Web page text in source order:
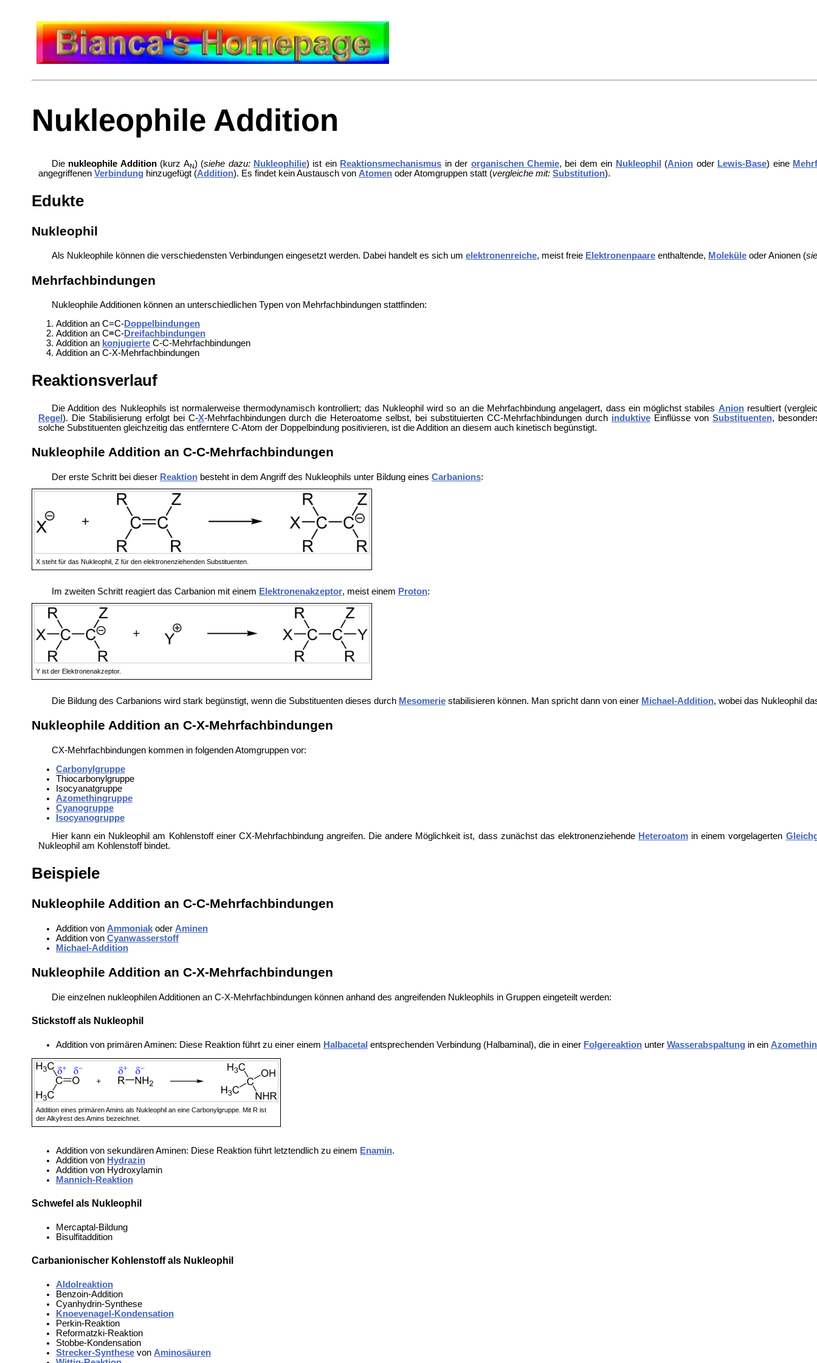
Nukleophile Addition
Die nukleophile Addition(kurz AN) (siehe dazu: Nukleophilie) ist ein Reaktionsmechanismus in der organischen Chemie, bei dem ein Nukleophil (Anion oder Lewis-Base) eine
angegriffenen Verbindunghinzugefügt (Addition). Es findet kein Austausch von Atomenoder Atomgruppen statt (vergleiche mit: Substitution).
Edukte
Nukleophil
Als Nukleophile können die verschiedensten Verbindungen eingesetzt werden. Dabei handelt es sich um elektronenreiche, meist freie Elektronenpaareenthaltende, Moleküleoder Anionen (
Mehrfachbindungen
Nukleophile Additionen können an unterschiedlichen Typen von Mehrfachbindungen stattfinden:
Addition an C=C-Doppelbindungen
Addition an C≡C-Dreifachbindungen
Addition an konjugierteC-C-Mehrfachbindungen
Addition an C-X-Mehrfachbindungen
Reaktionsverlauf
Die Addition des Nukleophils ist normalerweise thermodynamisch kontrolliert; das Nukleophil wird so an die Mehrfachbindung angelagert, dass ein möglichst stabiles Anionresultiert
Regel ). Die Stabilisierung erfolgt bei C-X-Mehrfachbindungen durch die Heteroatome selbst, bei substituierten CC-Mehrfachbindungen durch induktiveEinflüsse von Substituenten,
solche Substituenten gleichzeitig das entferntere C-Atom der Doppelbindung positivieren, ist die Addition an diesem auch kinetisch begünstigt.
Nukleophile Addition an C-C-Mehrfachbindungen
Der erste Schritt bei dieser Reaktionbesteht in dem Angriff des Nukleophils unter Bildung eines Carbanions:
X steht für das Nukleophil, Z für den elektronenziehenden Substituenten.
Im zweiten Schritt reagiert das Carbanion mit einem Elektronenakzeptor, meist einem Proton:
Y ist der Elektronenakzeptor.
Die Bildung des Carbanions wird stark begünstigt, wenn die Substituenten dieses durch Mesomeriestabilisieren können. Man spricht dann von einer Michael-Addition, wobei das Nukleophil
Nukleophile Addition an C-X-Mehrfachbindungen
CX-Mehrfachbindungen kommen in folgenden Atomgruppen vor:
Carbonylgruppe
Thiocarbonylgruppe
Isocyanatgruppe
Azomethingruppe
Cyanogruppe
Isocyanogruppe
Hier kann ein Nukleophil am Kohlenstoff einer CX-Mehrfachbindung angreifen. Die andere Möglichkeit ist, dass zunächst das elektronenziehende Heteroatom in einem vorgelagerten
Nukleophil am Kohlenstoff bindet.
Beispiele
Nukleophile Addition an C-C-Mehrfachbindungen
Addition von Ammoniakoder Aminen
Addition von Cyanwasserstoff
Michael-Addition
Nukleophile Addition an C-X-Mehrfachbindungen
Die einzelnen nukleophilen Additionen an C-X-Mehrfachbindungen können anhand des angreifenden Nukleophils in Gruppen eingeteilt werden:
Stickstoff als Nukleophil
Addition von primären Aminen: Diese Reaktion führt zu einer einem Halbacetal entsprechenden Verbindung (Halbaminal), die in einer Folgereaktionunter Wasserabspaltungin ein Azomethin
Addition eines primären Amins als Nukleophil an eine Carbonylgruppe. Mit R ist
der Alkylrest des Amins bezeichnet.
Addition von sekundären Aminen: Diese Reaktion führt letztendlich zu einem Enamin.
Addition von Hydrazin
Addition von Hydroxylamin
Mannich-Reaktion
Schwefel als Nukleophil
Mercaptal-Bildung
Bisulfitaddition
Carbanionischer Kohlenstoff als Nukleophil
Aldolreaktion
Benzoin-Addition
Cyanhydrin-Synthese
Knoevenagel-Kondensation
Perkin-Reaktion
Reformatzki-Reaktion
Stobbe-Kondensation
Strecker-Synthesevon Aminosäuren